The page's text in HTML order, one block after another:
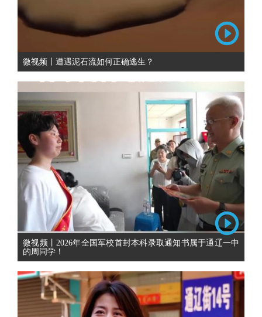
微视频丨遭遇泥石流如何正确逃生？
微视频丨2026年全国军校首封本科录取通知书属于通辽一中
的周同学！